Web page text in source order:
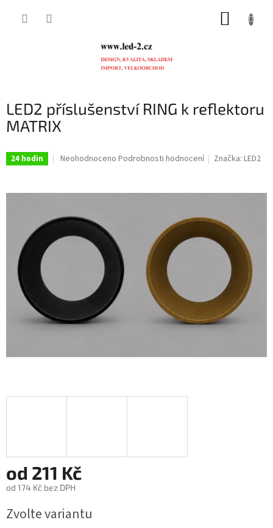
LED2 příslušenství RING k reflektoru
MATRIX
24 hodin
Průměrné
je
z
hvězdiček.
Neohodnoceno Podrobnosti hodnocení Značka:LED2
od 211 Kč
od 174 Kč bez DPH
cena:
Zvolte variantu